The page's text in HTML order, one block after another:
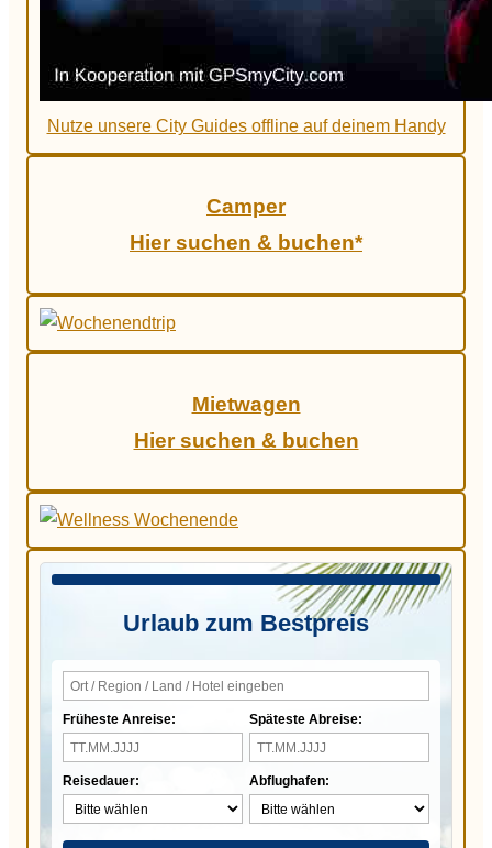
Nutze unsere City Guides offline auf deinem Handy
Camper
Hier suchen & buchen*
Mietwagen
Hier suchen & buchen
Urlaub zum Bestpreis
Früheste Anreise:
Reisedauer:
Späteste Abreise:
Abflughafen: